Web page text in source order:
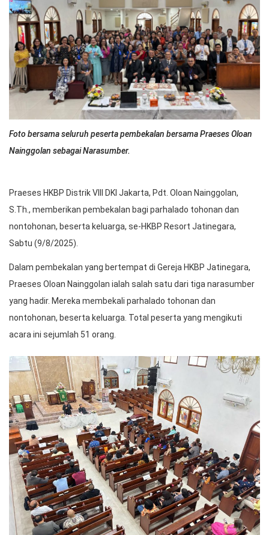
Foto bersama seluruh peserta pembekalan bersama Praeses Oloan
Nainggolan sebagai Narasumber.
Praeses HKBP Distrik VIII DKI Jakarta, Pdt. Oloan Nainggolan,
S.Th., memberikan pembekalan bagi parhalado tohonan dan
nontohonan, beserta keluarga, se-HKBP Resort Jatinegara,
Sabtu (9/8/2025).
Dalam pembekalan yang bertempat di Gereja HKBP Jatinegara,
Praeses Oloan Nainggolan ialah salah satu dari tiga narasumber
yang hadir. Mereka membekali parhalado tohonan dan
nontohonan, beserta keluarga. Total peserta yang mengikuti
acara ini sejumlah 51 orang.